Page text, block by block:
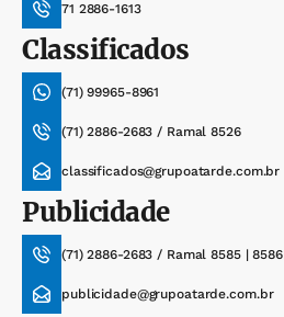
71 2886-1613
Classificados
(71) 99965-8961
(71) 2886-2683 / Ramal 8526
classificados@grupoatarde.com.br
Publicidade
(71) 2886-2683 / Ramal 8585 | 8586
publicidade@grupoatarde.com.br